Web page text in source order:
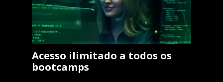
Acesso ilimitado a todos os
bootcamps